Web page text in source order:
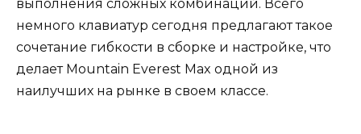
выполнения сложных комбинаций. Всего
немного клавиатур сегодня предлагают такое
сочетание гибкости в сборке и настройке, что
делает Mountain Everest Max одной из
наилучших на рынке в своем классе.